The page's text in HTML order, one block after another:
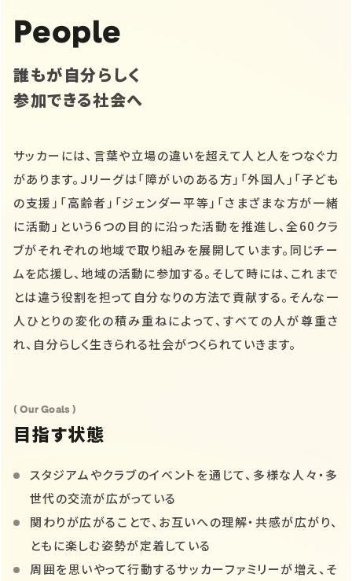
People
誰もが自分らしく
参加できる社会へ
サッカーには、言葉や立場の違いを超えて人と人をつなぐ力
があります。Ｊリーグは「障がいのある方」「外国人」「子ども
の支援」「高齢者」「ジェンダー平等」「さまざまな方が一緒
に活動」という6つの目的に沿った活動を推進し、全60クラ
ブがそれぞれの地域で取り組みを展開しています。同じチー
ムを応援し、地域の活動に参加する。そして時には、これまで
とは違う役割を担って自分なりの方法で貢献する。そんな一
人ひとりの変化の積み重ねによって、すべての人が尊重さ
れ、自分らしく生きられる社会がつくられていきます。
( Our Goals )
目指す状態
スタジアムやクラブのイベントを通じて、多様な人々・多
世代の交流が広がっている
関わりが広がることで、お互いへの理解・共感が広がり、
ともに楽しむ姿勢が定着している
周囲を思いやって行動するサッカーファミリーが増え、そ